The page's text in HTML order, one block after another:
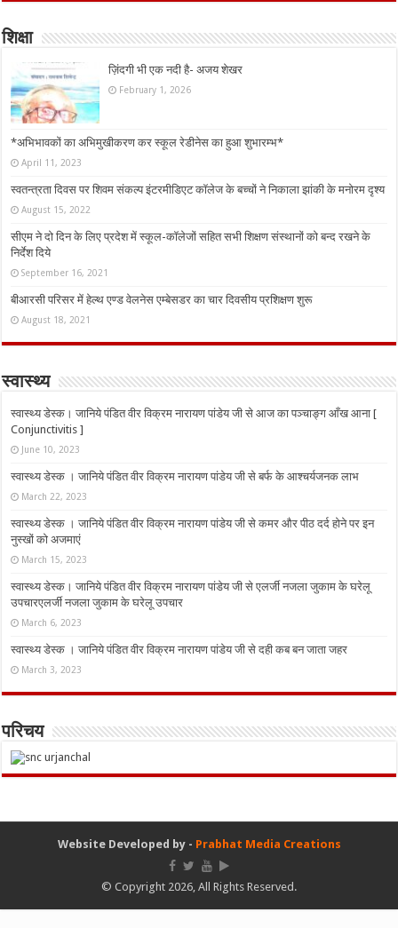
शिक्षा
ज़िंदगी भी एक नदी है- अजय शेखर
February 1, 2026
*अभिभावकों का अभिमुखीकरण कर स्कूल रेडीनेस का हुआ शुभारम्भ*
April 11, 2023
स्वतन्त्रता दिवस पर शिवम संकल्प इंटरमीडिएट कॉलेज के बच्चों ने निकाला झांकी के मनोरम दृश्य
August 15, 2022
सीएम ने दो दिन के लिए प्रदेश में स्कूल-कॉलेजों सहित सभी शिक्षण संस्थानों को बन्द रखने के
निर्देश दिये
September 16, 2021
बीआरसी परिसर में हेल्थ एण्ड वेलनेस एम्बेसडर का चार दिवसीय प्रशिक्षण शुरू
August 18, 2021
स्वास्थ्य
स्वास्थ्य डेस्क। जानिये पंडित वीर विक्रम नारायण पांडेय जी से आज का पञ्चाङ्ग आँख आना [
Conjunctivitis ]
June 10, 2023
स्वास्थ्य डेस्क । जानिये पंडित वीर विक्रम नारायण पांडेय जी से बर्फ के आश्चर्यजनक लाभ
March 22, 2023
स्वास्थ्य डेस्क । जानिये पंडित वीर विक्रम नारायण पांडेय जी से कमर और पीठ दर्द होने पर इन
नुस्‍खों को अजमाएं
March 15, 2023
स्वास्थ्य डेस्क। जानिये पंडित वीर विक्रम नारायण पांडेय जी से एलर्जी नजला जुकाम के घरेलू
उपचारएलर्जी नजला जुकाम के घरेलू उपचार
March 6, 2023
स्वास्थ्य डेस्क । जानिये पंडित वीर विक्रम नारायण पांडेय जी से दही कब बन जाता जहर
March 3, 2023
परिचय
Website Developed by - Prabhat Media Creations
© Copyright 2026, All Rights Reserved.